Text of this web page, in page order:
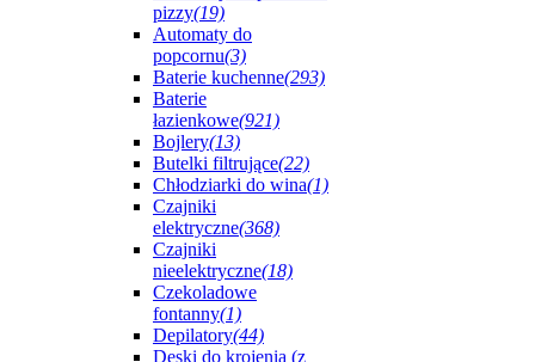
pizzy(19)
Automaty do
popcornu(3)
Baterie kuchenne(293)
Baterie
łazienkowe(921)
Bojlery(13)
Butelki filtrujące(22)
Chłodziarki do wina(1)
Czajniki
elektryczne(368)
Czajniki
nieelektryczne(18)
Czekoladowe
fontanny(1)
Depilatory(44)
Deski do krojenia (z